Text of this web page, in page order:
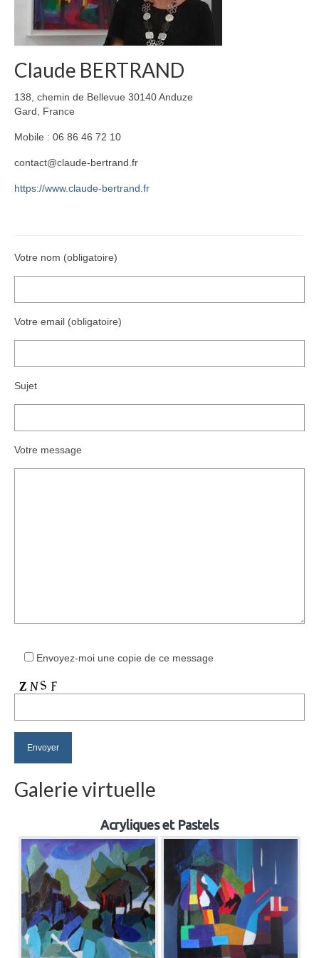
Claude BERTRAND
138, chemin de Bellevue 30140 Anduze
Gard, France
Mobile : 06 86 46 72 10
contact@claude-bertrand.fr
https://www.claude-bertrand.fr
Votre nom (obligatoire)
Votre email (obligatoire)
Sujet
Votre message
Envoyez-moi une copie de ce message
Galerie virtuelle
Acryliques et Pastels